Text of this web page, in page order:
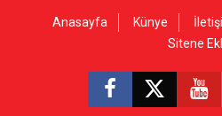
Anasayfa Künye
Sitene